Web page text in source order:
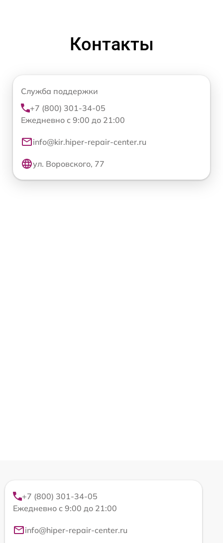
Контакты
Служба поддержки
+7 (800) 301-34-05
Ежедневно с 9:00 до 21:00
info@kir.hiper-repair-center.ru
ул. Воровского, 77
+7 (800) 301-34-05
Ежедневно с 9:00 до 21:00
info@hiper-repair-center.ru